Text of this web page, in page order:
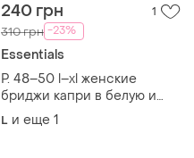
240 грн 1
310 грн -23%
Essentials
Р. 48–50 l–xl женские
бриджи капри в белую и
чёрную полоску essentials
L и еще 1